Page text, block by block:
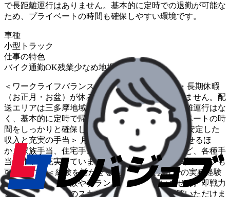
で長距離運行はありません。基本的に定時での退勤が可能な
ため、プライベートの時間も確保しやすい環境です。
車種
小型トラック
仕事の特色
バイク通勤OK残業少なめ地場
＜ワークライフバランスの充実＞ 土日祝日休み・長期休暇
（お正月・お盆）が休みで、残業もほとんどありません。配
送エリアは三多摩地域の近距離が中心のため長距離運行はな
く、基本的に定時で帰宅できる環境です。プライベートの時
間をしっかりと確保したい方に適しています。 ＜安定した
収入と充実の手当＞ 月収25万円から35万円を目指せるほ
か、家族手当、住宅手当、皆勤手当、愛車手当など、各種手
当が非常に充実しています。長く勤務するほど収入アップも
可能です。 ＜経験を活かせる環境＞ 運送会社での実務経験
があれば、経験年数やブランクの有無は問いません。即戦力
として、これまでのスキルを存分に活かして活躍いただけま